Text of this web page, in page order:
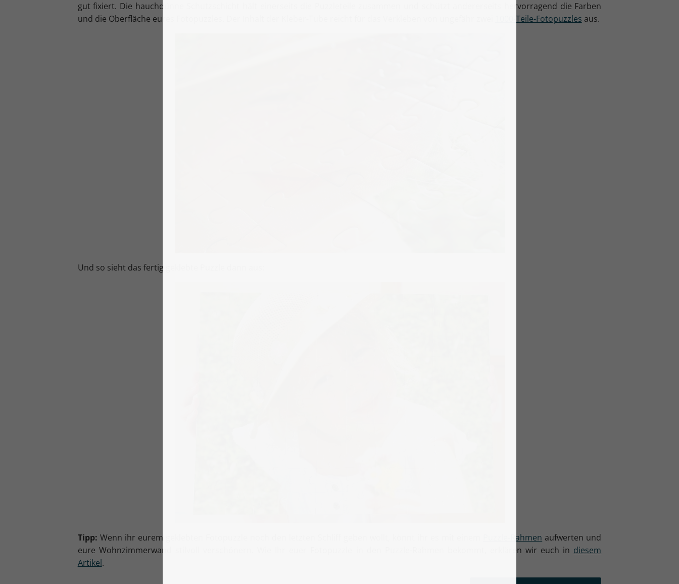
gut fixiert. Die hauchdünne Schutzschicht hält einerseits die Puzzleteile zusammen und schützt andererseits hervorragend die Farben
und die Oberfläche eures Fotopuzzles. Der Inhalt der Kleber-Tube reicht für das Verkleben von ungefähr zwei
1000-Teile-Fotopuzzles aus.
Und so sieht das fertig geklebte Puzzle dann aus:
Tipp: Wenn ihr eurem geklebten Fotopuzzle noch den letzten Schliff geben wollt, könnt ihr es mit einem Puzzle-Rahmen aufwerten und
eure Wohnzimmerwand stilvoll verschönern. Wie Ihr euer Fotopuzzle in den Puzzle-Rahmen bekommt, erklären wir euch in diesem
Artikel.